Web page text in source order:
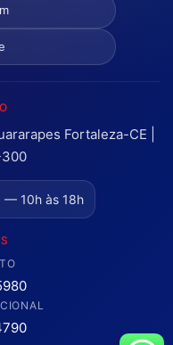
Fortaleza-CE |
300
— 10h às 18h